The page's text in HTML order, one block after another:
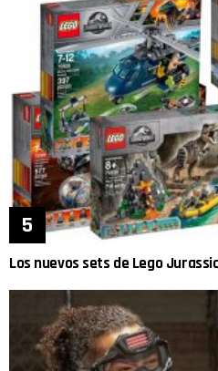
Los nuevos sets de Lego